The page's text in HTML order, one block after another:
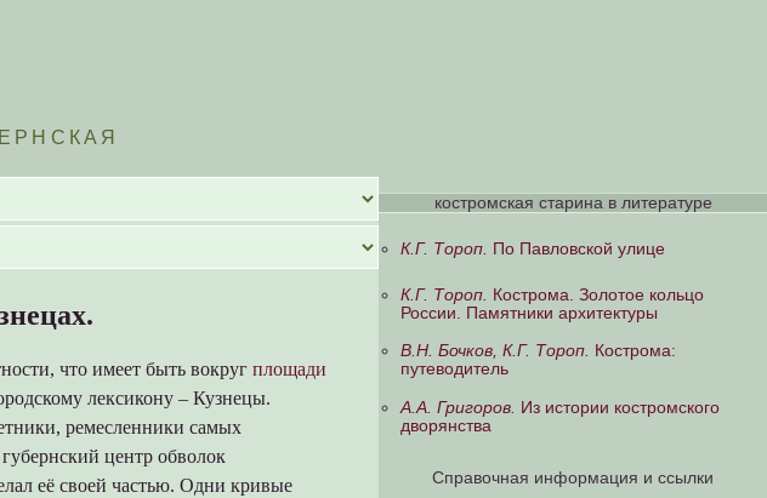
что имеет быть вокругплощади
лексикону – Кузнецы.
ремесленники самых
центр обволок
её своей частью. Одни кривые
костромская старина в литературе
К.Г. Тороп. По Павловской улице
К.Г. Тороп. Кострома. Золотое кольцо
России. Памятники архитектуры
В.Н. Бочков, К.Г. Тороп. Кострома:
путеводитель
А.А. Григоров. Из истории костромского
дворянства
Справочная информация и ссылки